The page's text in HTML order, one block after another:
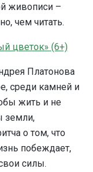
живописи –
чем читать.
цветок» (6+)
Платонова
среди камней и
жить и не
земли,
о том, что
побеждает,
силы.